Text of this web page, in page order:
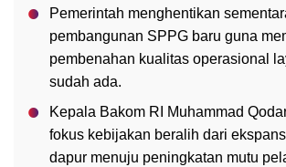
Pemerintah menghentikan
pembangunan SPPG baru guna
pembenahan kualitas operasional
sudah ada.
Kepala Bakom RI Muhammad
fokus kebijakan beralih dari
dapur menuju peningkatan mutu